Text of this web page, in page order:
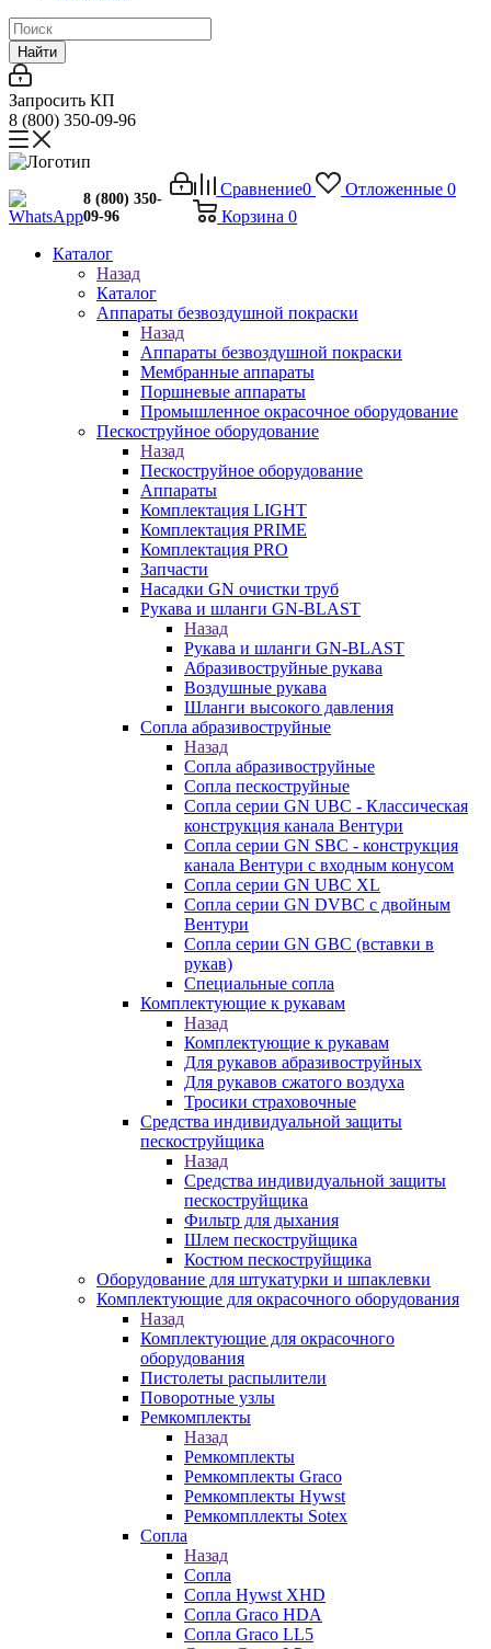
Найти
Запросить КП
8 (800) 350-09-96
Сравнение0 Отложенные 0
Корзина 0
8 (800) 350-
09-96
Каталог
Назад
Каталог
Аппараты безвоздушной покраски
Назад
Аппараты безвоздушной покраски
Мембранные аппараты
Поршневые аппараты
Промышленное окрасочное оборудование
Пескоструйное оборудование
Назад
Пескоструйное оборудование
Аппараты
Комплектация LIGHT
Комплектация PRIME
Комплектация PRO
Запчасти
Насадки GN очистки труб
Рукава и шланги GN-BLAST
Назад
Рукава и шланги GN-BLAST
Абразивоструйные рукава
Воздушные рукава
Шланги высокого давления
Сопла абразивоструйные
Назад
Сопла абразивоструйные
Сопла пескоструйные
Сопла серии GN UBC - Классическая
конструкция канала Вентури
Сопла серии GN SBC - конструкция
канала Вентури c входным конусом
Сопла серии GN UBC XL
Сопла серии GN DVBC с двойным
Вентури
Сопла серии GN GBC (вставки в
рукав)
Специальные сопла
Комплектующие к рукавам
Назад
Комплектующие к рукавам
Для рукавов абразивоструйных
Для рукавов сжатого воздуха
Тросики страховочные
Средства индивидуальной защиты
пескоструйщика
Назад
Средства индивидуальной защиты
пескоструйщика
Фильтр для дыхания
Шлем пескоструйщика
Костюм пескоструйщика
Оборудование для штукатурки и шпаклевки
Комплектующие для окрасочного оборудования
Назад
Комплектующие для окрасочного
оборудования
Пистолеты распылители
Поворотные узлы
Ремкомплекты
Назад
Ремкомплекты
Ремкомплекты Graco
Ремкомплекты Hywst
Ремкомпллекты Sotex
Сопла
Назад
Сопла
Сопла Hywst XHD
Сопла Graco HDA
Сопла Graco LL5